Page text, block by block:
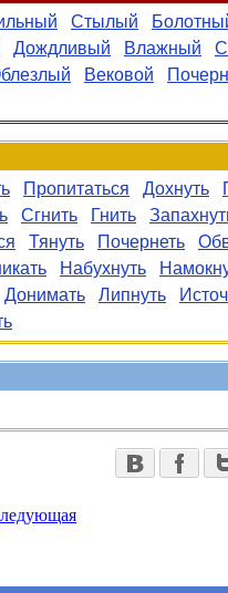
Стылый
Дождливый Влажный
Вековой
Пропитаться Дохнуть
Сгнить Гнить
Тянуть Почернеть
Набухнуть
Донимать Липнуть